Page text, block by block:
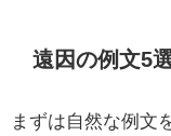
遠因の例文5
まずは自然な例文